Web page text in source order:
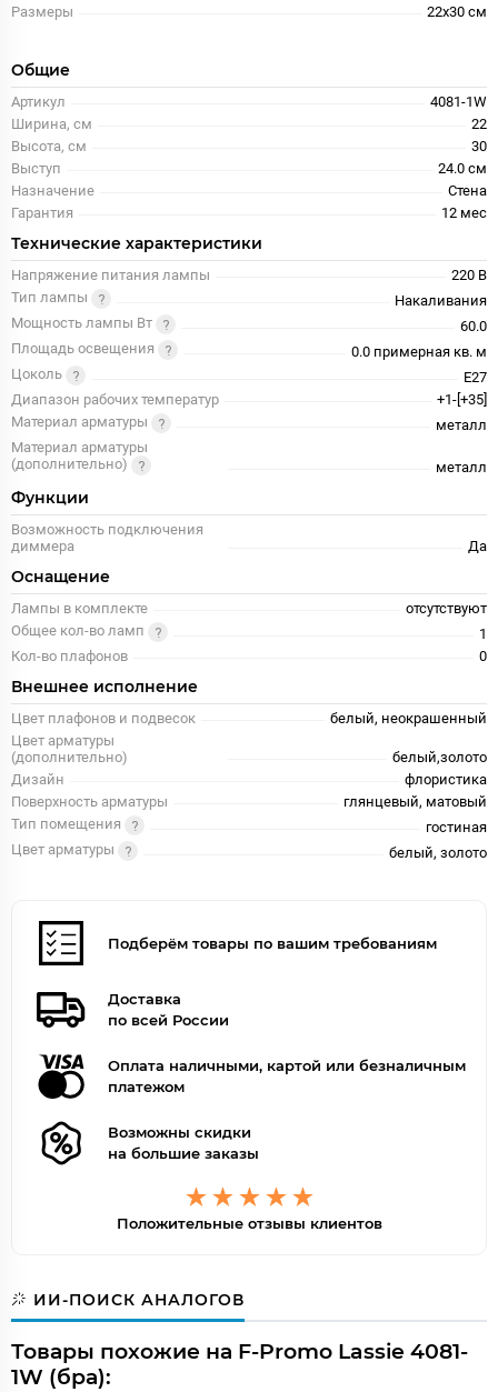
Размеры
22x30 см
Общие
Артикул
4081-1W
Ширина, см
22
Высота, см
30
Выступ
24.0 см
Назначение
Стена
Гарантия
12 меc
Технические характеристики
Напряжение питания лампы
220 В
Тип лампы
Накаливания
Мощность лампы Вт
60.0
Площадь освещения
0.0 примерная кв. м
Цоколь
E27
Диапазон рабочих температур
+1-[+35]
Материал арматуры
металл
Материал арматуры
(дополнительно)
металл
Функции
Возможность подключения
диммера
Да
Оснащение
Лампы в комплекте
отсутствуют
Общее кол-во ламп
1
Кол-во плафонов
0
Внешнее исполнение
Цвет плафонов и подвесок
белый, неокрашенный
Цвет арматуры
(дополнительно)
белый,золото
Дизайн
флористика
Поверхность арматуры
глянцевый, матовый
Тип помещения
гостиная
Цвет арматуры
белый, золото
Подберём товары по вашим требованиям
Доставка
по всей России
Оплата наличными, картой или безналичным
платежом
Возможны скидки
на большие заказы
Положительные отзывы клиентов
ИИ-ПОИСК АНАЛОГОВ
Товары похожие на F-Promo Lassie 4081-
1W (бра):